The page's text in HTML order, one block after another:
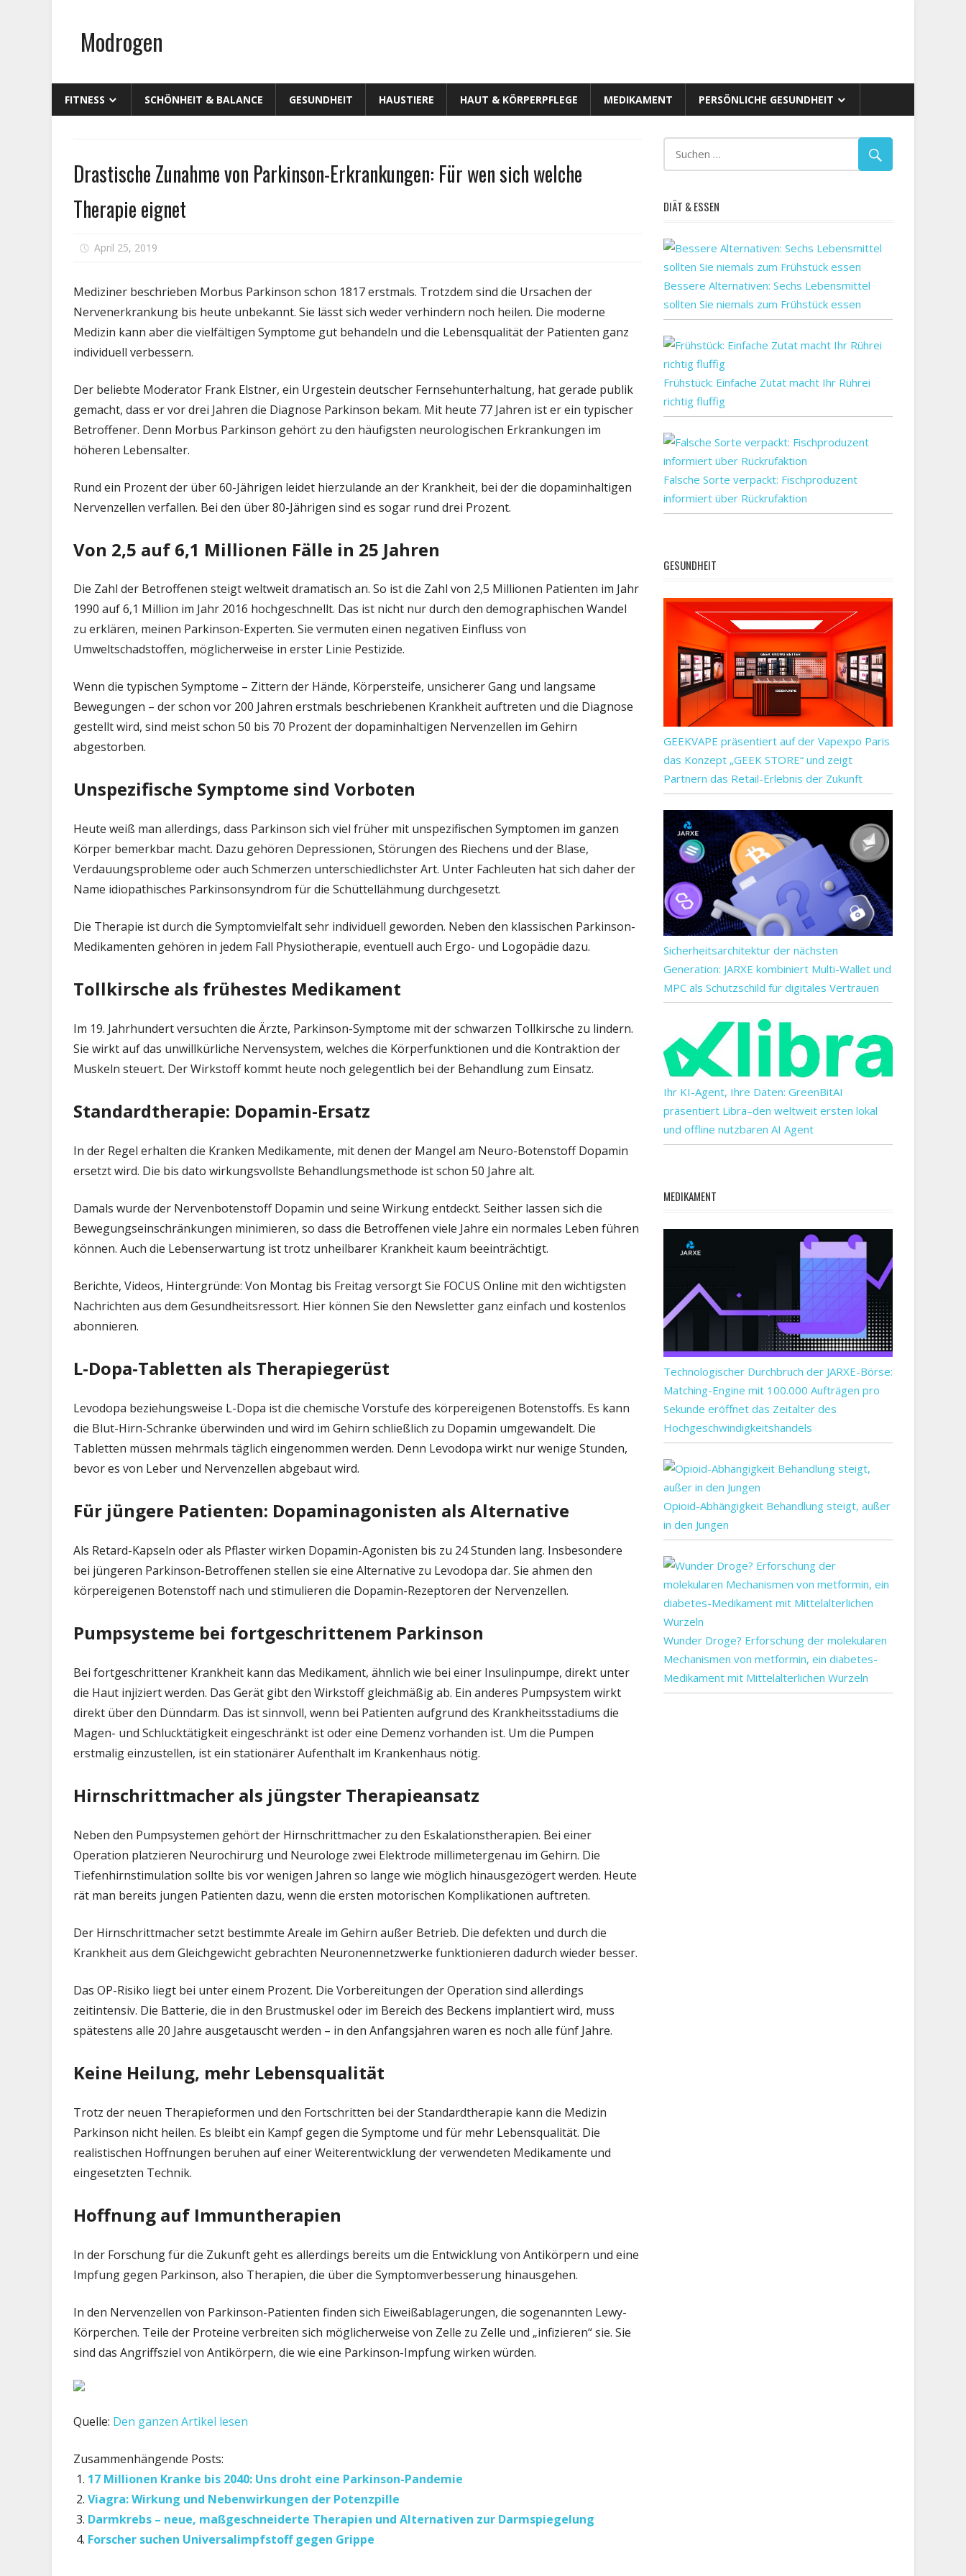
springenModrogen
FITNESS SCHÖNHEIT & BALANCE GESUNDHEIT HAUSTIERE HAUT & KÖRPERPFLEGE MEDIKAMENT PERSÖNLICHE GESUNDHEIT
Gesundheit
Drastische Zunahme von Parkinson-Erkrankungen: Für wen sich welche
Therapie eignet
April 25, 2019
von
Parkinson-
Erkrankungen:
sich
welche
eignet
Mediziner beschrieben Morbus Parkinson schon 1817 erstmals. Trotzdem sind die Ursachen der
Nervenerkrankung bis heute unbekannt. Sie lässt sich weder verhindern noch heilen. Die moderne
Medizin kann aber die vielfältigen Symptome gut behandeln und die Lebensqualität der Patienten ganz
individuell verbessern.
Der beliebte Moderator Frank Elstner, ein Urgestein deutscher Fernsehunterhaltung, hat gerade publik
gemacht, dass er vor drei Jahren die Diagnose Parkinson bekam. Mit heute 77 Jahren ist er ein typischer
Betroffener. Denn Morbus Parkinson gehört zu den häufigsten neurologischen Erkrankungen im
höheren Lebensalter.
Rund ein Prozent der über 60-Jährigen leidet hierzulande an der Krankheit, bei der die dopaminhaltigen
Nervenzellen verfallen. Bei den über 80-Jährigen sind es sogar rund drei Prozent.
Von 2,5 auf 6,1 Millionen Fälle in 25 Jahren
Die Zahl der Betroffenen steigt weltweit dramatisch an. So ist die Zahl von 2,5 Millionen Patienten im Jahr
1990 auf 6,1 Million im Jahr 2016 hochgeschnellt. Das ist nicht nur durch den demographischen Wandel
zu erklären, meinen Parkinson-Experten. Sie vermuten einen negativen Einfluss von
Umweltschadstoffen, möglicherweise in erster Linie Pestizide.
Wenn die typischen Symptome – Zittern der Hände, Körpersteife, unsicherer Gang und langsame
Bewegungen – der schon vor 200 Jahren erstmals beschriebenen Krankheit auftreten und die Diagnose
gestellt wird, sind meist schon 50 bis 70 Prozent der dopaminhaltigen Nervenzellen im Gehirn
abgestorben.
Unspezifische Symptome sind Vorboten
Heute weiß man allerdings, dass Parkinson sich viel früher mit unspezifischen Symptomen im ganzen
Körper bemerkbar macht. Dazu gehören Depressionen, Störungen des Riechens und der Blase,
Verdauungsprobleme oder auch Schmerzen unterschiedlichster Art. Unter Fachleuten hat sich daher der
Name idiopathisches Parkinsonsyndrom für die Schüttellähmung durchgesetzt.
Die Therapie ist durch die Symptomvielfalt sehr individuell geworden. Neben den klassischen Parkinson-
Medikamenten gehören in jedem Fall Physiotherapie, eventuell auch Ergo- und Logopädie dazu.
Tollkirsche als frühestes Medikament
Im 19. Jahrhundert versuchten die Ärzte, Parkinson-Symptome mit der schwarzen Tollkirsche zu lindern.
Sie wirkt auf das unwillkürliche Nervensystem, welches die Körperfunktionen und die Kontraktion der
Muskeln steuert. Der Wirkstoff kommt heute noch gelegentlich bei der Behandlung zum Einsatz.
Standardtherapie: Dopamin-Ersatz
In der Regel erhalten die Kranken Medikamente, mit denen der Mangel am Neuro-Botenstoff Dopamin
ersetzt wird. Die bis dato wirkungsvollste Behandlungsmethode ist schon 50 Jahre alt.
Damals wurde der Nervenbotenstoff Dopamin und seine Wirkung entdeckt. Seither lassen sich die
Bewegungseinschränkungen minimieren, so dass die Betroffenen viele Jahre ein normales Leben führen
können. Auch die Lebenserwartung ist trotz unheilbarer Krankheit kaum beeinträchtigt.
Berichte, Videos, Hintergründe: Von Montag bis Freitag versorgt Sie FOCUS Online mit den wichtigsten
Nachrichten aus dem Gesundheitsressort. Hier können Sie den Newsletter ganz einfach und kostenlos
abonnieren.
L-Dopa-Tabletten als Therapiegerüst
Levodopa beziehungsweise L-Dopa ist die chemische Vorstufe des körpereigenen Botenstoffs. Es kann
die Blut-Hirn-Schranke überwinden und wird im Gehirn schließlich zu Dopamin umgewandelt. Die
Tabletten müssen mehrmals täglich eingenommen werden. Denn Levodopa wirkt nur wenige Stunden,
bevor es von Leber und Nervenzellen abgebaut wird.
Für jüngere Patienten: Dopaminagonisten als Alternative
Als Retard-Kapseln oder als Pflaster wirken Dopamin-Agonisten bis zu 24 Stunden lang. Insbesondere
bei jüngeren Parkinson-Betroffenen stellen sie eine Alternative zu Levodopa dar. Sie ahmen den
körpereigenen Botenstoff nach und stimulieren die Dopamin-Rezeptoren der Nervenzellen.
Pumpsysteme bei fortgeschrittenem Parkinson
Bei fortgeschrittener Krankheit kann das Medikament, ähnlich wie bei einer Insulinpumpe, direkt unter
die Haut injiziert werden. Das Gerät gibt den Wirkstoff gleichmäßig ab. Ein anderes Pumpsystem wirkt
direkt über den Dünndarm. Das ist sinnvoll, wenn bei Patienten aufgrund des Krankheitsstadiums die
Magen- und Schlucktätigkeit eingeschränkt ist oder eine Demenz vorhanden ist. Um die Pumpen
erstmalig einzustellen, ist ein stationärer Aufenthalt im Krankenhaus nötig.
Hirnschrittmacher als jüngster Therapieansatz
Neben den Pumpsystemen gehört der Hirnschrittmacher zu den Eskalationstherapien. Bei einer
Operation platzieren Neurochirurg und Neurologe zwei Elektrode millimetergenau im Gehirn. Die
Tiefenhirnstimulation sollte bis vor wenigen Jahren so lange wie möglich hinausgezögert werden. Heute
rät man bereits jungen Patienten dazu, wenn die ersten motorischen Komplikationen auftreten.
Der Hirnschrittmacher setzt bestimmte Areale im Gehirn außer Betrieb. Die defekten und durch die
Krankheit aus dem Gleichgewicht gebrachten Neuronennetzwerke funktionieren dadurch wieder besser.
Das OP-Risiko liegt bei unter einem Prozent. Die Vorbereitungen der Operation sind allerdings
zeitintensiv. Die Batterie, die in den Brustmuskel oder im Bereich des Beckens implantiert wird, muss
spätestens alle 20 Jahre ausgetauscht werden – in den Anfangsjahren waren es noch alle fünf Jahre.
Keine Heilung, mehr Lebensqualität
Trotz der neuen Therapieformen und den Fortschritten bei der Standardtherapie kann die Medizin
Parkinson nicht heilen. Es bleibt ein Kampf gegen die Symptome und für mehr Lebensqualität. Die
realistischen Hoffnungen beruhen auf einer Weiterentwicklung der verwendeten Medikamente und
eingesetzten Technik.
Hoffnung auf Immuntherapien
In der Forschung für die Zukunft geht es allerdings bereits um die Entwicklung von Antikörpern und eine
Impfung gegen Parkinson, also Therapien, die über die Symptomverbesserung hinausgehen.
In den Nervenzellen von Parkinson-Patienten finden sich Eiweißablagerungen, die sogenannten Lewy-
Körperchen. Teile der Proteine verbreiten sich möglicherweise von Zelle zu Zelle und „infizieren“ sie. Sie
sind das Angriffsziel von Antikörpern, die wie eine Parkinson-Impfung wirken würden.
Quelle: Den ganzen Artikel lesen
Zusammenhängende Posts:
17 Millionen Kranke bis 2040: Uns droht eine Parkinson-Pandemie
Viagra: Wirkung und Nebenwirkungen der Potenzpille
Darmkrebs – neue, maßgeschneiderte Therapien und Alternativen zur Darmspiegelung
Forscher suchen Universalimpfstoff gegen Grippe
DIÄT & ESSEN
Bessere Alternativen: Sechs Lebensmittel
sollten Sie niemals zum Frühstück essen
Frühstück: Einfache Zutat macht Ihr Rührei
richtig fluffig
Falsche Sorte verpackt: Fischproduzent
informiert über Rückrufaktion
GESUNDHEIT
GEEKVAPE präsentiert auf der Vapexpo Paris
das Konzept „GEEK STORE“ und zeigt
Partnern das Retail-Erlebnis der Zukunft
Sicherheitsarchitektur der nächsten
Generation: JARXE kombiniert Multi-Wallet und
MPC als Schutzschild für digitales Vertrauen
Ihr KI-Agent, Ihre Daten: GreenBitAI
präsentiert Libra–den weltweit ersten lokal
und offline nutzbaren AI Agent
MEDIKAMENT
Technologischer Durchbruch der JARXE-Börse:
Matching-Engine mit 100.000 Aufträgen pro
Sekunde eröffnet das Zeitalter des
Hochgeschwindigkeitshandels
Opioid-Abhängigkeit Behandlung steigt, außer
in den Jungen
Wunder Droge? Erforschung der molekularen
Mechanismen von metformin, ein diabetes-
Medikament mit Mittelalterlichen Wurzeln